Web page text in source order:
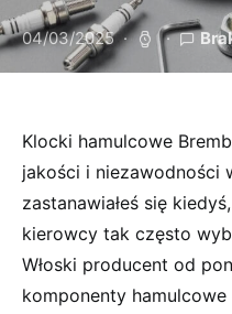
04/03/2025
Klocki hamulcowe
jakości i niezawodności
zastanawiałeś się
kierowcy tak często
Włoski producent od
komponenty